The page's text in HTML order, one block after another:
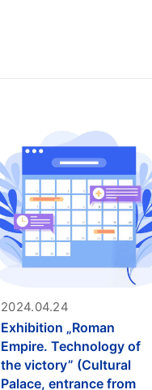
2024.04.24
Exhibition „Roman
Empire. Technology of
the victory” (Cultural
Palace, entrance from